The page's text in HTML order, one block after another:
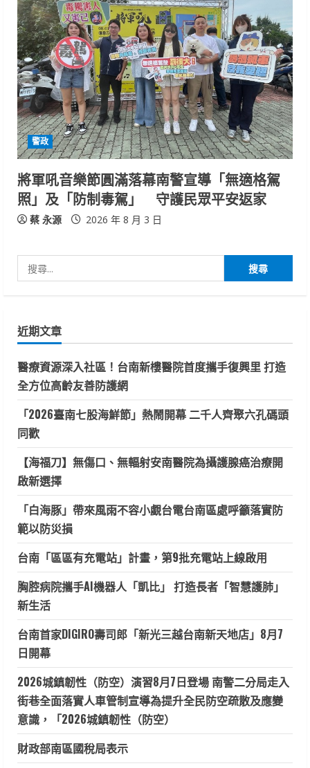
警政
將軍吼音樂節圓滿落幕南警宣導「無適格駕
照」及「防制毒駕」 守護民眾平安返家
蔡 永源 2026 年 8 月 3 日
尋
字:
近期文章
醫療資源深入社區！台南新樓醫院首度攜手復興里 打造
全方位高齡友善防護網
「2026臺南七股海鮮節」熱鬧開幕 二千人齊聚六孔碼頭
同歡
【海福刀】無傷口、無輻射安南醫院為攝護腺癌治療開
啟新選擇
「白海豚」帶來風雨不容小覷台電台南區處呼籲落實防
範以防災損
台南「區區有充電站」計畫，第9批充電站上線啟用
胸腔病院攜手AI機器人「凱比」 打造長者「智慧護肺」
新生活
台南首家DIGIRO壽司郎「新光三越台南新天地店」8月7
日開幕
2026城鎮韌性（防空）演習8月7日登場 南警二分局走入
街巷全面落實人車管制宣導為提升全民防空疏散及應變
意識，「2026城鎮韌性（防空）
財政部南區國稅局表示